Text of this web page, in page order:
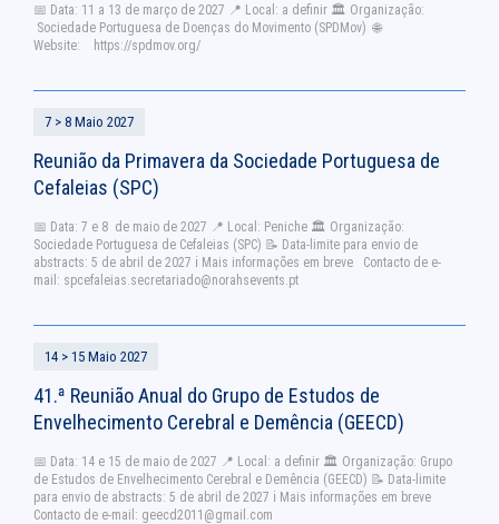
📅 Data: 11 a 13 de março de 2027 📍 Local: a definir 🏛 Organização:
Sociedade Portuguesa de Doenças do Movimento (SPDMov) 🌐
Website: https://spdmov.org/
7 > 8 Maio 2027
Reunião da Primavera da Sociedade Portuguesa de
Cefaleias (SPC)
📅 Data: 7 e 8 de maio de 2027 📍 Local: Peniche 🏛 Organização:
Sociedade Portuguesa de Cefaleias (SPC) 📝 Data-limite para envio de
abstracts: 5 de abril de 2027 ℹ Mais informações em breve Contacto de e-
mail: spcefaleias.secretariado@norahsevents.pt
14 > 15 Maio 2027
41.ª Reunião Anual do Grupo de Estudos de
Envelhecimento Cerebral e Demência (GEECD)
📅 Data: 14 e 15 de maio de 2027 📍 Local: a definir 🏛 Organização: Grupo
de Estudos de Envelhecimento Cerebral e Demência (GEECD) 📝 Data-limite
para envio de abstracts: 5 de abril de 2027 ℹ Mais informações em breve
Contacto de e-mail: geecd2011@gmail.com